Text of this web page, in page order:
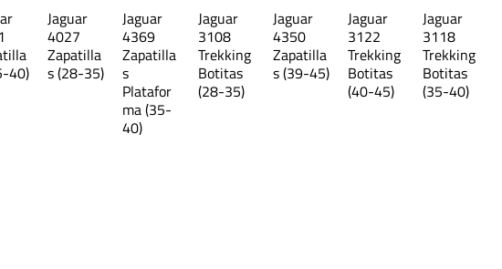
aproximadas y pueden presentar diferencias.
40)
Jaguar
4027
Zapatilla
s (28-35)
Jaguar
4369
Zapatilla
s
Platafor
ma (35-
40)
Jaguar
3108
Trekking
Botitas
(28-35)
Jaguar
4350
Zapatilla
s (39-45)
Jaguar
3122
Trekking
Botitas
(40-45)
Jaguar
3118
Trekking
Botitas
(35-40)